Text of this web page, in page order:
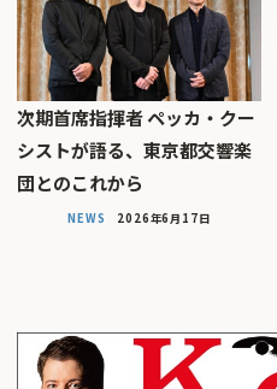
次期首席指揮者 ペッカ・クー
シストが語る、東京都交響楽
団とのこれから
NEWS 2026年6月17日